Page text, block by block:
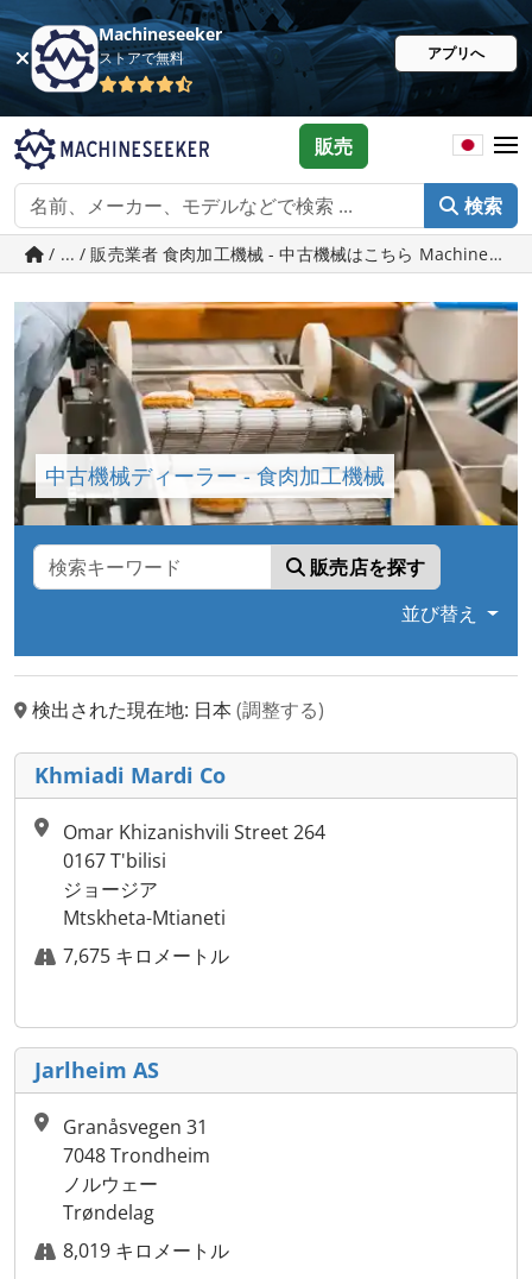
Machineseeker
ストアで無料 アプリへ
検索
販売
/ ... / 販売業者 食肉加工機械 - 中古機械はこちら
中古機械ディーラー - 食肉加工機械
販売店を探す
並び替え
検出された現在地: 日本 (調整する)
Khmiadi Mardi Co
Omar Khizanishvili Street 264
0167 T'bilisi
ジョージア
Mtskheta-Mtianeti
7,675 キロメートル
Jarlheim AS
Granåsvegen 31
7048 Trondheim
ノルウェー
Trøndelag
8,019 キロメートル